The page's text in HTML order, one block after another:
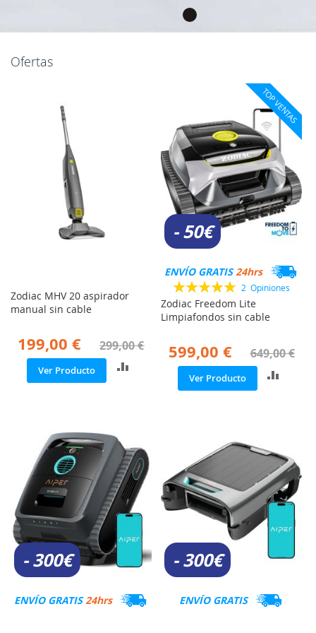
Ofertas
Zodiac MHV 20 aspirador
manual sin cable
199,00 € 299,00 €
Ver Producto
A
P
A
R
A
C
O
M
P
R
R
TOP VENTAS
- 50€
ENVÍO GRATIS24hrs
Valoración:
100%
2 Opiniones
Zodiac Freedom Lite
Limpiafondos sin cable
599,00 € 649,00 €
Ver Producto
P
A
R
A
C
M
A
R
- 300€
ENVÍO GRATIS24hrs
- 300€
ENVÍO GRATIS